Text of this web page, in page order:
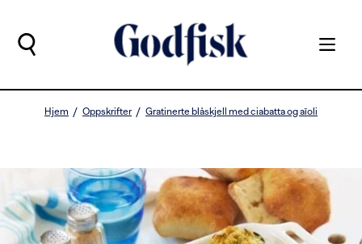
Hjem Oppskrifter Gratinerte blåskjell med ciabatta og aïoli